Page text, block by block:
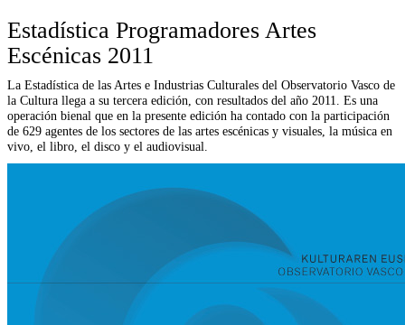
Estadística Programadores Artes
Escénicas 2011
La Estadística de las Artes e Industrias Culturales del Observatorio Vasco de
la Cultura llega a su tercera edición, con resultados del año 2011. Es una
operación bienal que en la presente edición ha contado con la participación
de 629 agentes de los sectores de las artes escénicas y visuales, la música en
vivo, el libro, el disco y el audiovisual.